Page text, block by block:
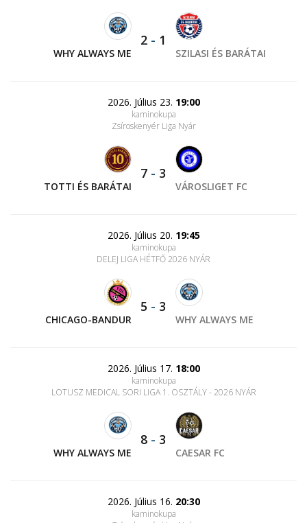
WHY ALWAYS ME
2 - 1
SZILASI ÉS BARÁTAI
2026. Július 23. 19:00
kaminokupa
Zsíroskenyér Liga Nyár
TOTTI ÉS BARÁTAI
7 - 3
VÁROSLIGET FC
2026. Július 20. 19:45
kaminokupa
DELEJ LIGA HÉTFŐ 2026 NYÁR
CHICAGO-BANDUR
5 - 3
WHY ALWAYS ME
2026. Július 17. 18:00
kaminokupa
LOTUSZ MEDICAL SORI LIGA 1. OSZTÁLY - 2026 NYÁR
WHY ALWAYS ME
8 - 3
CAESAR FC
2026. Július 16. 20:30
kaminokupa